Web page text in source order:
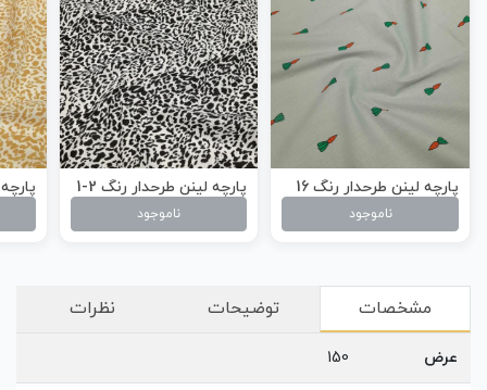
پارچه لینن طرحدار رنگ 16
ناموجود
پارچه لینن طرحدار رنگ 2-1
ناموجود
مشخصات توضیحات نظرات
عرض 150